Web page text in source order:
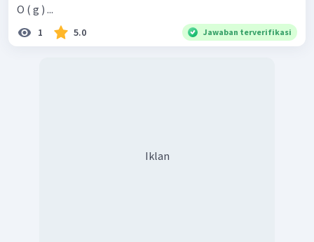
O ( g ) ...
1 5.0 Jawaban terverifikasi
Iklan